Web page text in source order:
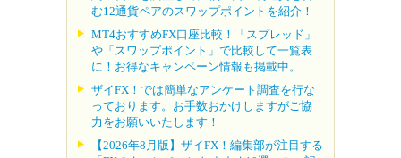
む12通貨ペアのスワップポイントを紹介！
MT4おすすめFX口座比較！「スプレッド」
や「スワップポイント」で比較して一覧表
に！お得なキャンペーン情報も掲載中。
ザイFX！では簡単なアンケート調査を行な
っております。お手数おかけしますがご協
力をお願いいたします！
【2026年8月版】ザイFX！編集部が注目する